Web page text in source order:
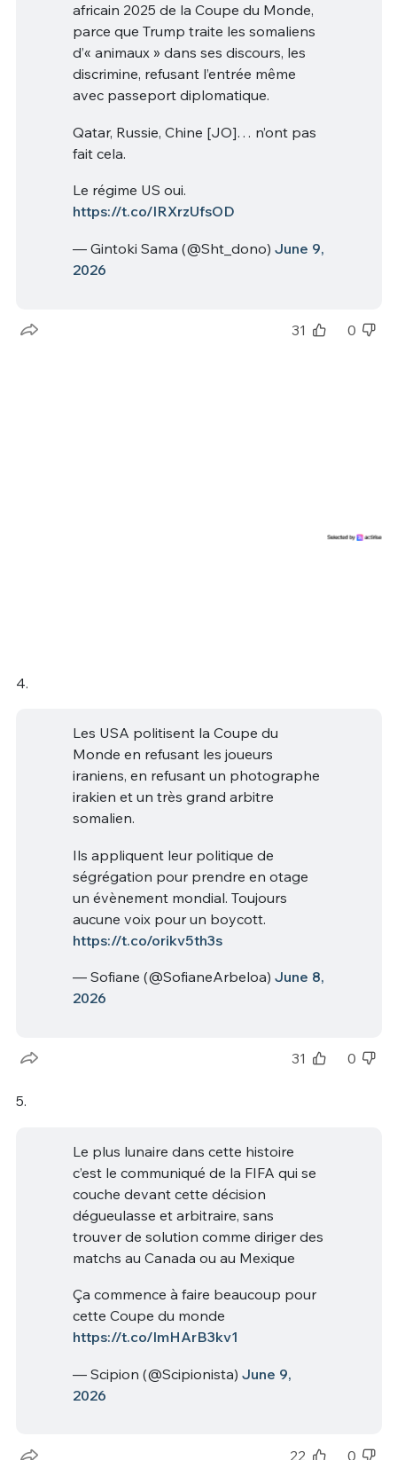
africain 2025 de la Coupe du Monde,
parce que Trump traite les somaliens
d’« animaux » dans ses discours, les
discrimine, refusant l’entrée même
avec passeport diplomatique.
Qatar, Russie, Chine [JO]… n’ont pas
fait cela.
Le régime US oui.
https://t.co/lRXrzUfsOD
— Gintoki Sama (@Sht_dono) June 9,
2026
31 0
4.
Les USA politisent la Coupe du
Monde en refusant les joueurs
iraniens, en refusant un photographe
irakien et un très grand arbitre
somalien.
Ils appliquent leur politique de
ségrégation pour prendre en otage
un évènement mondial. Toujours
aucune voix pour un boycott.
https://t.co/orikv5th3s
— Sofiane (@SofianeArbeloa) June 8,
2026
31 0
5.
Le plus lunaire dans cette histoire
c’est le communiqué de la FIFA qui se
couche devant cette décision
dégueulasse et arbitraire, sans
trouver de solution comme diriger des
matchs au Canada ou au Mexique
Ça commence à faire beaucoup pour
cette Coupe du monde
https://t.co/lmHArB3kv1
— Scipion (@Scipionista) June 9,
2026
22 0